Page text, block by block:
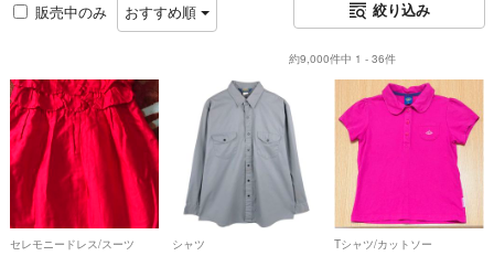
販売中のみ おすすめ順 絞り込み
約9,000件中 1 - 36件
セレモニードレス/スーツ シャツ Tシャツ/カットソー